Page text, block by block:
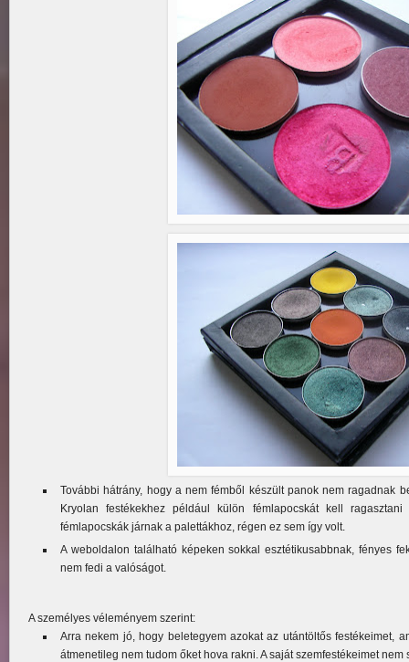
További hátrány, hogy a nem fémből készült panok nem ragadnak
Kryolan festékekhez például külön fémlapocskát kell
fémlapocskák járnak a palettákhoz, régen ez sem így volt.
A weboldalon található képeken sokkal esztétikusabbnak, fényes
nem fedi a valóságot.
A személyes véleményem szerint:
Arra nekem jó, hogy beletegyem azokat az utántöltős festékeimet,
átmenetileg nem tudom őket hova rakni. A saját szemfestékeimet nem